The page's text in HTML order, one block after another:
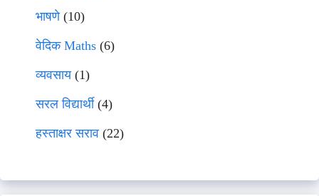
भाषणे(10)
वेदिक Maths (6)
व्यवसाय(1)
सरल विद्यार्थी(4)
हस्ताक्षर सराव (22)